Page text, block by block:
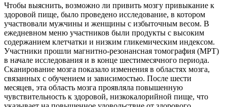
Чтобы выяснить, возможно ли привить мозгу привыкание к
здоровой пище, было проведено исследование, в котором
участвовали мужчины и женщины с избыточным весом. В
ежедневном меню участников были продукты с высоким
содержанием клетчатки и низким гликемическим индексом.
Участники прошли магнитно-резонансная томография (МРТ)
в начале исследования и в конце шестимесячного периода.
Сканирование мозга показало изменения в областях мозга,
связанных с обучением и зависимостью. После шести
месяцев, эта область мозга проявляла повышенную
чувствительность к здоровой, низкокалорийной пище, что